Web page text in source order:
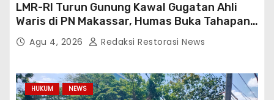
LMR-RI Turun Gunung Kawal Gugatan Ahli
Waris di PN Makassar, Humas Buka Tahapan
Persidangan
Agu 4, 2026 Redaksi Restorasi News
HUKUM NEWS